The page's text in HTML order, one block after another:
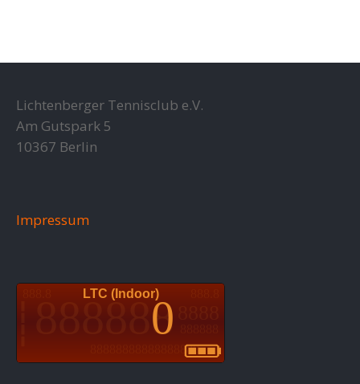
Lichtenberger Tennisclub e.V.
Am Gutspark 5
10367 Berlin
Impressum